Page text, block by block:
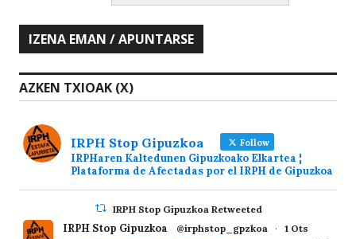
AZKEN TXIOAK (X)
IRPH Stop Gipuzkoa Follow
IRPHaren Kaltedunen Gipuzkoako Elkartea ¦
Plataforma de Afectadas por el IRPH de Gipuzkoa
IRPH Stop Gipuzkoa Retweeted
IRPH Stop Gipuzkoa @irphstop_gpzkoa · 1 Ots